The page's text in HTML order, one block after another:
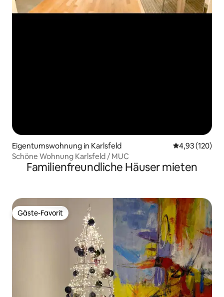
Eigentumswohnung in Karlsfeld
4,93 (120)
Schöne Wohnung Karlsfeld / MUC
Familienfreundliche Häuser mieten
Gäste-Favorit
Gäste-Favorit